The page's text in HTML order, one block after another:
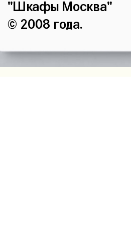
"Шкафы Москва"
© 2008 года.